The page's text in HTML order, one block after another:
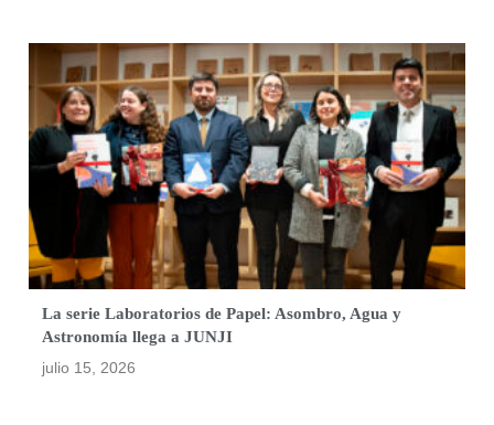
La serie Laboratorios de Papel: Asombro, Agua y
Astronomía llega a JUNJI
julio 15, 2026